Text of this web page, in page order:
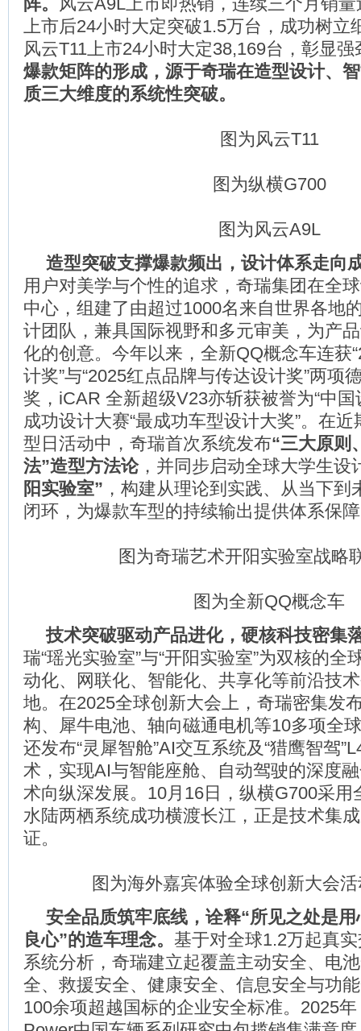
上市后24小时大定突破1.5万台，成功树立
风云T11上市24小时大定38,169台，彰显
爆款矩阵的形成，源于奇瑞在造型设计、
质三大维度的系统性突破。
图为风云T11
图为纵横G700
图为风云A9L
造型突破支撑爆款频出，设计体系走向
用户对美学与个性的追求，奇瑞集团在全
中心，组建了由超过1000名来自世界各地
计团队，兼具国际视野和多元审美，为产
化的创意。今年以来，全新QQ概念车连获
计奖”与“2025红点品牌与传达设计奖”两项
奖，iCAR 全新超级V23亦斩获被誉为“中国
成功设计大赛“最成功车型设计大奖”。在
型日活动中，奇瑞首次系统发布“三大原则
法”造型方法论，并同步启动全球大学生设
阳实验室” ，构建从理论到实践、从当下到
闭环，为爆款车型的持续输出提供体系保
图为奇瑞艺术开阳实验室战略
图为全新QQ概念车
技术突破驱动产品进化，硬核科技密集
瑞“瑶光实验室”与“开阳实验室”为双核的全
动化、网联化、智能化、共享化等前沿技
地。在2025全球创新大会上，奇瑞密集发
构、犀牛电池、轴向磁通电机等10多项全
还发布“灵犀智舱”AI交互系统及“猎鹰智驾
术，实现AI与智能座舱、自动驾驶的深度
术向纵深发展。10月16日，纵横G700采用
水陆两栖系统成功横渡长江，正是技术集
证。
图为海外嘉宾体验全球创新大会
安全品质筑牢底线，诠释“所见之处是
良心”的造车理念。 基于对全球1.2万起真
系统分析，奇瑞建立起覆盖主动安全、电
全、救援安全、健康安全、信息安全与功
100余项超越国标的企业安全标准。2025